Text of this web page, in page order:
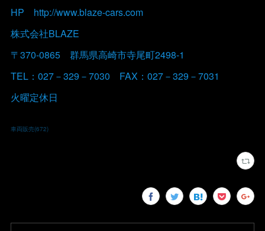
HP http://www.blaze-cars.com
株式会社BLAZE
〒370-0865 群馬県高崎市寺尾町2498-1
TEL：027－329－7030 FAX：027－329－7031
火曜定休日
車両販売(672)